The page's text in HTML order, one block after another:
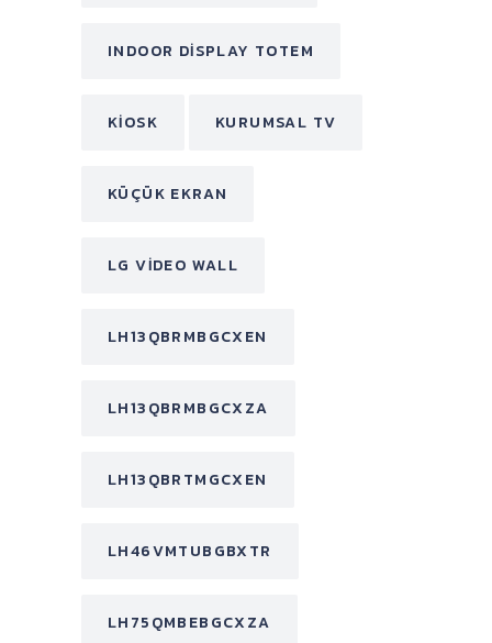
INDOOR DISPLAY TOTEM
KIOSK KURUMSAL TV
KÜÇÜK EKRAN
LG VIDEO WALL
LH13QBRMBGCXEN
LH13QBRMBGCXZA
LH13QBRTMGCXEN
LH46VMTUBGBXTR
LH75QMBEBGCXZA